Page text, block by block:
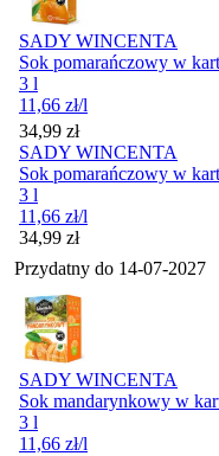
SADY WINCENTA
Sok pomarańczowy w
3 l
11,66 zł/l
Cena
34,99 zł
SADY WINCENTA
Sok pomarańczowy w
3 l
11,66 zł/l
Cena
34,99 zł
Przydatny do 14-07-2027
SADY WINCENTA
Sok mandarynkowy w
3 l
11,66 zł/l